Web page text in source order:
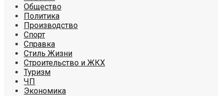
Общество
Политика
Производство
Спорт
Справка
Стиль Жизни
Строительство и ЖКХ
Туризм
ЧП
Экономика